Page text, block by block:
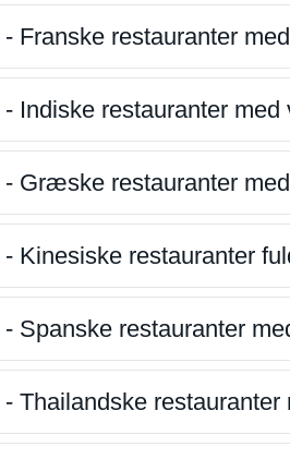
Franske restauranter
Indiske restauranter med
- Græske restauranter
Kinesiske restauranter
Spanske restauranter
Thailandske